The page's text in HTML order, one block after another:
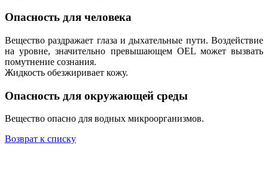
Опасность для человека
Вещество раздражает глаза и дыхательные пути. Воздействие
на уровне, значительно превышающем OEL может вызвать
помутнение сознания.
Жидкость обезжиривает кожу.
Опасность для окружающей среды
Вещество опасно для водных микроорганизмов.
Возврат к списку